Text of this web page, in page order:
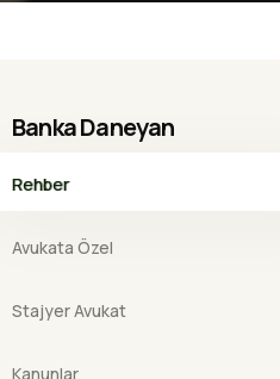
Banka Daneyan
Rehber
Avukata Özel
Stajyer Avukat
Kanunlar